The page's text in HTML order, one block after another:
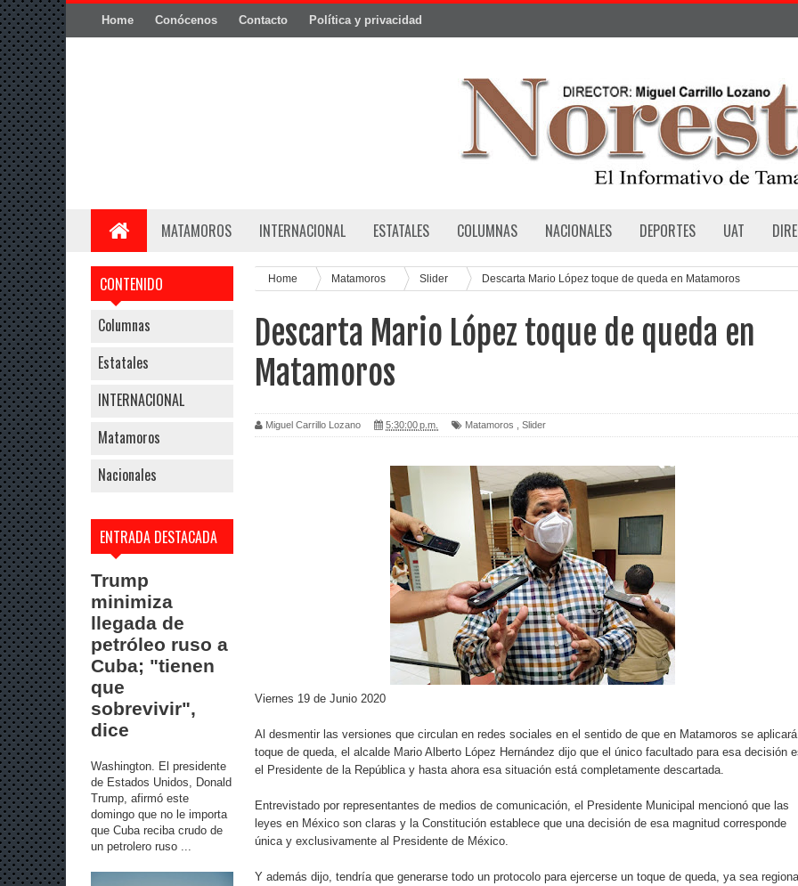
Home Conócenos Contacto Política y privacidad
MATAMOROS INTERNACIONAL ESTATALES COLUMNAS NACIONALES DEPORTES UAT
CONTENIDO
Columnas
Estatales
INTERNACIONAL
Matamoros
Nacionales
ENTRADA DESTACADA
Trump
minimiza
llegada de
petróleo ruso a
Cuba; "tienen
que
sobrevivir",
dice
Washington. El presidente
de Estados Unidos, Donald
Trump, afirmó este
domingo que no le importa
que Cuba reciba crudo de
un petrolero ruso ...
Home Matamoros Slider Descarta Mario López toque de queda en Matamoros
Descarta Mario López toque de queda en
Matamoros
Miguel Carrillo Lozano 5:30:00 p.m. Matamoros Slider
Viernes 19 de Junio 2020
Al desmentir las versiones que circulan en redes sociales en el sentido de que en Matamoros se
toque de queda, el alcalde Mario Alberto López Hernández dijo que el único facultado para esa decisión
el Presidente de la República y hasta ahora esa situación está completamente descartada.
Entrevistado por representantes de medios de comunicación, el Presidente Municipal mencionó que las
leyes en México son claras y la Constitución establece que una decisión de esa magnitud corresponde
única y exclusivamente al Presidente de México.
Y además dijo, tendría que generarse todo un protocolo para ejercerse un toque de queda, ya sea